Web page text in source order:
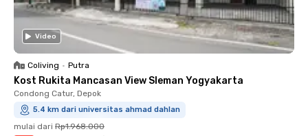
Video
Coliving • Putra
Kost Rukita Mancasan View Sleman Yogyakarta
Condong Catur, Depok
5.4 km dari universitas ahmad dahlan
mulai dari Rp1.968.000